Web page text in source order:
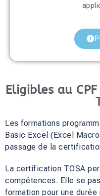
Eligibles au
Les formations
Basic Excel (Excel
passage de la
La certification TOSA
compétences. Elle se
formation pour une